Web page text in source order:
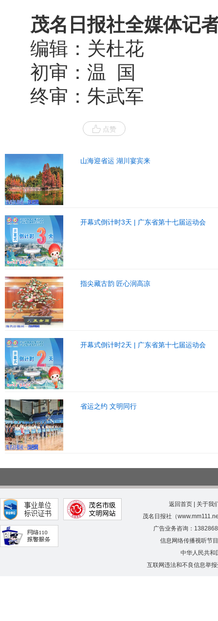
茂名日报社全媒体记
编辑：关杜花
初审：温 国
终审：朱武军
点赞
山海迎省运 湖川宴宾来
开幕式倒计时3天 | 广东省第十七届运动会
指尖藏古韵 匠心润高凉
开幕式倒计时2天 | 广东省第十七届运动会
省运之约 文明同行
返回首页
关于我
茂名日报社（
广告业务咨询：
信息网络传播视听节
中华人民共和
互联网违法和不良信息举